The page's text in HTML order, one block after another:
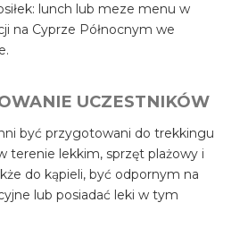
lunch lub meze menu w
na Cyprze Północnym we
UCZESTNIKÓW
być przygotowani do trekkingu
terenie lekkim, sprzęt plażowy i
do kąpieli, być odpornym na
lub posiadać leki w tym